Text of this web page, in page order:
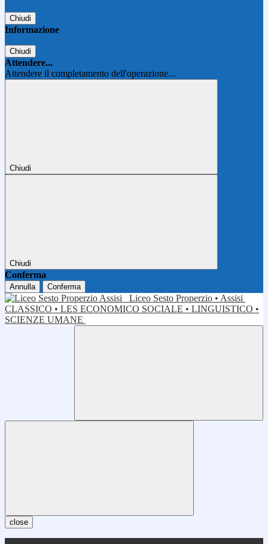
Chiudi
Informazione
Chiudi
Attendere...
Attendere il completamento dell'operazione...
Chiudi
Chiudi
Conferma
Annulla Conferma
Liceo Sesto Properzio • Assisi
CLASSICO • LES ECONOMICO SOCIALE • LINGUISTICO •
SCIENZE UMANE
close